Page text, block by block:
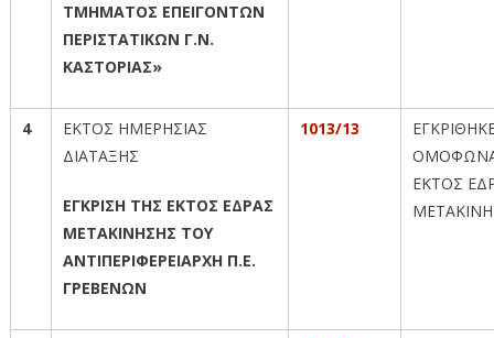
ΤΜΗΜΑΤΟΣ ΕΠΕΙΓΟΝΤΩΝ
ΠΕΡΙΣΤΑΤΙΚΩΝ Γ.Ν.
ΚΑΣΤΟΡΙΑΣ»
4
ΕΚΤΟΣ ΗΜΕΡΗΣΙΑΣ
ΔΙΑΤΑΞΗΣ
ΕΓΚΡΙΣΗ ΤΗΣ ΕΚΤΟΣ ΕΔΡΑΣ
ΜΕΤΑΚΙΝΗΣΗΣ ΤΟΥ
ΑΝΤΙΠΕΡΙΦΕΡΕΙΑΡΧΗ Π.Ε.
ΓΡΕΒΕΝΩΝ
1013/13
ΕΚΤΟΣ